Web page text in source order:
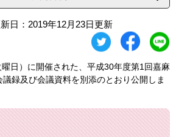
日：2019年12月23日更新
日）に開催された、平成30年度第1回嘉麻
録及び会議資料を別添のとおり公開しま